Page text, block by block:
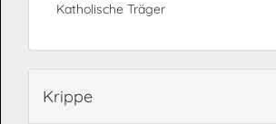
Katholische Träger
Krippe